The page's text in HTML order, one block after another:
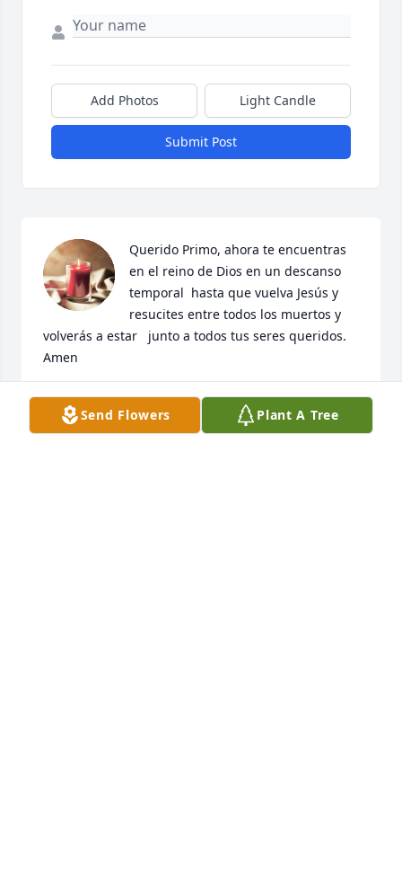
Add Photos Light Candle
Submit Post
Querido Primo, ahora te encuentras
en el reino de Dios en un descanso
temporal  hasta que vuelva Jesús y
resucites entre todos los muertos y
volverás a estar   junto a todos tus seres queridos.
Amen
JOSIE Y LOS ARMANDOS
Nov 25, 2023
Send Flowers Plant A Tree